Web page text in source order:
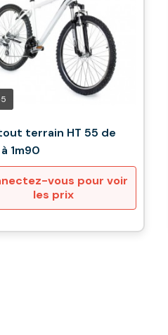
terrain HT 55 de
1m90
vous pour voir
les prix